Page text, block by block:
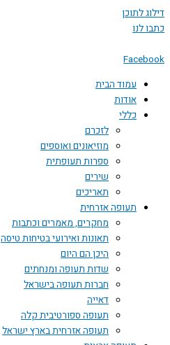
דילוג לתוכן
כתבו לנו
Facebook
עמוד הבית
אודות
כללי
לזכרם
מוזיאונים ואוספים
ספרות תעופתית
שירים
תאריכים
תעופה אזרחית
מחקרים, מאמרים וכתבות
תאונות ואירועי בטיחות טיסה
היכן הם היום
שדות תעופה ומנחתים
חברות תעופה בישראל
דאייה
תעופה ספורטיבית קלה
תעופה אזרחית בארץ ישראל